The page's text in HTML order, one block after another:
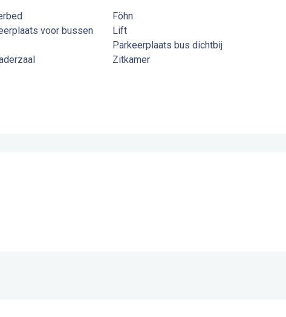
Föhn
voor bussen
Lift
Parkeerplaats bus dichtbij
Zitkamer